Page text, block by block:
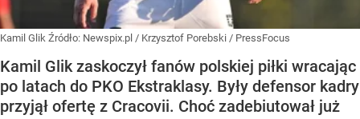
Kamil Glik Źródło: Newspix.pl / Krzysztof Porebski / PressFocus
Kamil Glik zaskoczył fanów polskiej piłki wracając
po latach do PKO Ekstraklasy. Były defensor kadry
przyjął ofertę z Cracovii. Choć zadebiutował już